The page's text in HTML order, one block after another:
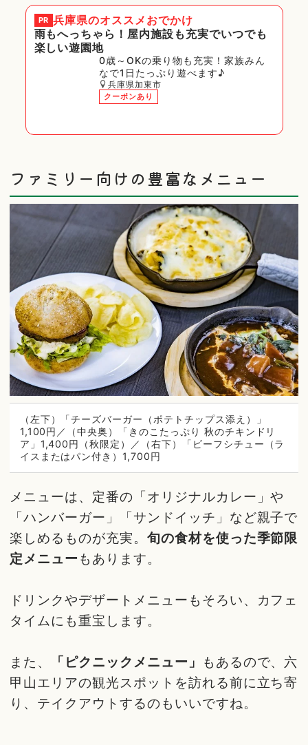
PR 兵庫県のオススメおでかけ
雨もへっちゃら！屋内施設も充実でいつでも
楽しい遊園地
0歳～OKの乗り物も充実！家族みん
なで1日たっぷり遊べます♪
兵庫県加東市
クーポンあり
ファミリー向けの豊富なメニュー
（左下）「チーズバーガー（ポテトチップス添え）」
1,100円／（中央奥）「きのこたっぷり 秋のチキンドリ
ア」1,400円（秋限定）／（右下）「ビーフシチュー（ラ
イスまたはパン付き）1,700円
メニューは、定番の「オリジナルカレー」や
「ハンバーガー」「サンドイッチ」など親子で
楽しめるものが充実。 旬の食材を使った季節限
定メニュー もあります。
ドリンクやデザートメニューもそろい、カフェ
タイムにも重宝します。
また、 「ピクニックメニュー」 もあるので、六
甲山エリアの観光スポットを訪れる前に立ち寄
り、テイクアウトするのもいいですね。